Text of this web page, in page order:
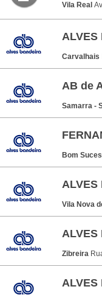
Vila Real
ALVES
Carvalhais
AB de
Samarra -
Bom
ALVES
Vila Nova
ALVES
Zibreira
ALVES